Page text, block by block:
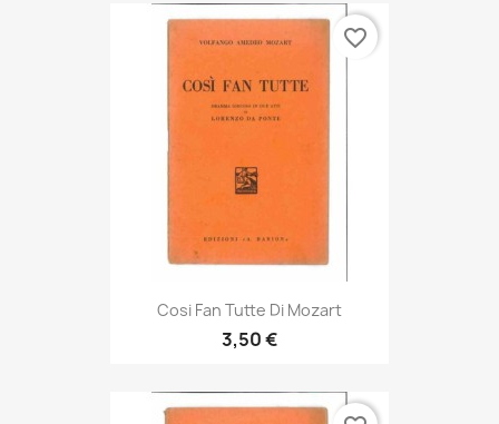
Cosi Fan Tutte Di Mozart
3,50 €
favorite_border